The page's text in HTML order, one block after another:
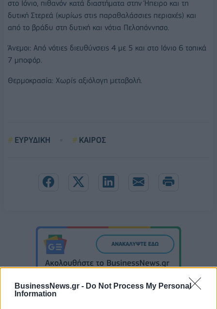
BusinessNews.gr - Do Not Process My Personal
Information
στο Ιόνιο, πιθανόν κατά διαστήματα στην Ήπειρο και τη
δυτική Στερεά (κυρίως στις παραθαλάσσιες περιοχές) και
από το βράδυ στη δυτική και νότια Πελοπόννησο.
Άνεμοι: Από νότιες διευθύνσεις 4 με 5 και στο Ιόνιο 6 τοπικά
7 μποφόρ.
Θερμοκρασία: Χωρίς αξιόλογη μεταβολή.
ΕΥΡΥΔΙΚΗ ΚΑΙΡΟΣ